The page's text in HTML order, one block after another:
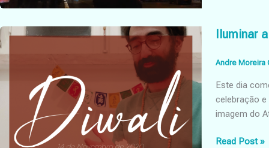
Iluminar
Andre Moreira
Este dia
celebração
imagem do
Iluminar
Read Post »